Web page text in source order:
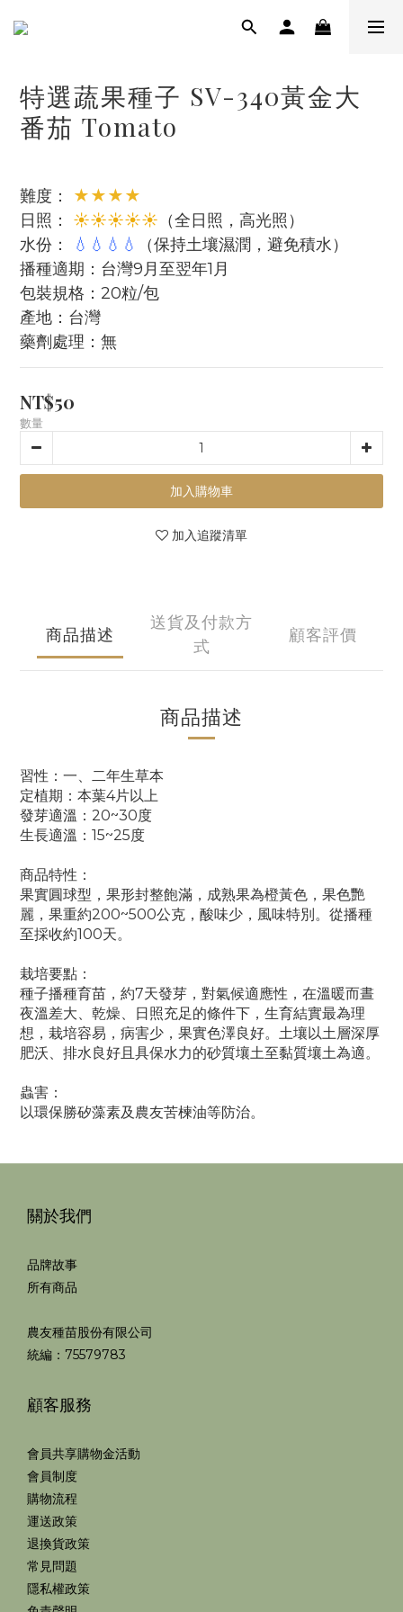
特選蔬果種子 SV-340黃金大
番茄 Tomato
難度： ★★★★
日照： ☀☀☀☀☀ （全日照，高光照）
水份：
💧💧💧💧
（保持土壤濕潤，避免積水）
播種適期：台灣9月至翌年1月
包裝規格：20粒/包
產地：台灣
藥劑處理：無
NT$50
數量
加入購物車
加入追蹤清單
商品描述
送貨及付款方
式
顧客評價
商品描述
習性：一、二年生草本
定植期：本葉4片以上
發芽適溫：20~30度
生長適溫：15~25度
商品特性：
果實圓球型，果形封整飽滿，成熟果為橙黃色，果色艷
麗，果重約200~500公克，酸味少，風味特別。從播種
至採收約100天。
栽培要點：
種子播種育苗，約7天發芽，對氣候適應性，在溫暖而晝
夜溫差大、乾燥、日照充足的條件下，生育結實最為理
想，栽培容易，病害少，果實色澤良好。土壤以土層深厚
肥沃、排水良好且具保水力的砂質壤土至黏質壤土為適。
蟲害：
以環保勝矽藻素及農友苦楝油等防治。
關於我們
品牌故事
所有商品
農友種苗股份有限公司
統編：75579783
顧客服務
會員共享購物金活動
會員制度
購物流程
運送政策
退換貨政策
常見問題
隱私權政策